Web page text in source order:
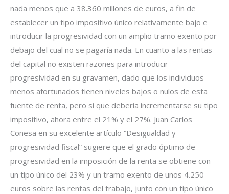
nada menos que a 38.360 millones de euros, a fin de
establecer un tipo impositivo único relativamente bajo e
introducir la progresividad con un amplio tramo exento por
debajo del cual no se pagaría nada. En cuanto a las rentas
del capital no existen razones para introducir
progresividad en su gravamen, dado que los individuos
menos afortunados tienen niveles bajos o nulos de esta
fuente de renta, pero sí que debería incrementarse su tipo
impositivo, ahora entre el 21% y el 27%. Juan Carlos
Conesa en su excelente artículo “Desigualdad y
progresividad fiscal” sugiere que el grado óptimo de
progresividad en la imposición de la renta se obtiene con
un tipo único del 23% y un tramo exento de unos 4.250
euros sobre las rentas del trabajo, junto con un tipo único